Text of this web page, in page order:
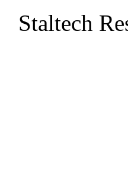
Staltech